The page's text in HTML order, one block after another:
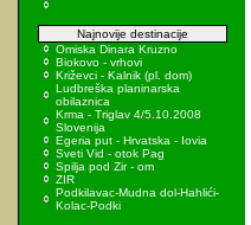
Najnovije destinacije
Omiska Dinara Kruzno
Biokovo - vrhovi
Križevci - Kalnik (pl. dom)
Ludbreška planinarska
obilaznica
Krma - Triglav 4/5.10.2008
Slovenija
Egeria put - Hrvatska - Iovia
Sveti Vid - otok Pag
Spilja pod Zir - om
ZIR
Podkilavac-Mudna dol-Hahlići-
Kolac-Podki